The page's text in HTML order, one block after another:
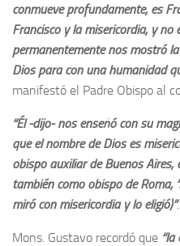
conmueve profundamente, es
Francisco y la misericordia, y no
permanentemente nos mostró
Dios para con una humanidad
manifestó el Padre Obispo al
“Él -dijo- nos enseñó con su
que el nombre de Dios es
obispo auxiliar de Buenos
también como obispo de Roma,
miró con misericordia y lo eligió)”.
Mons. Gustavo recordó que